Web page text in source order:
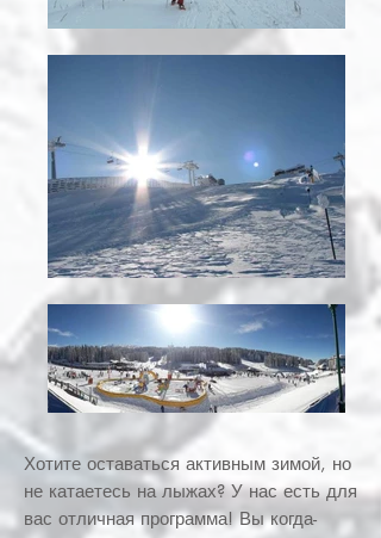
Хотите оставаться активным зимой, но
не катаетесь на лыжах? У нас есть для
вас отличная программа! Вы когда-